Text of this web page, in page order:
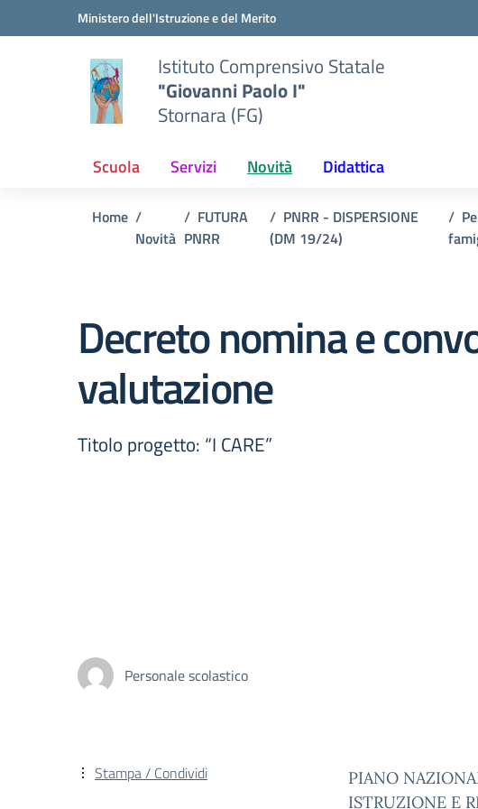
Vai ai contenuti
Vai al menu di navigazioneMinistero dell'Istruzione e del Merito
Istituto Comprensivo Statale
"Giovanni Paolo I"
Stornara (FG)
Scuola Servizi Novità Didattica
Home
Novità
FUTURA
PNRR
PNRR - DISPERSIONE
(DM 19/24)
Decreto nomina e
valutazione
Titolo progetto: “I CARE”
Personale scolastico
PIANO
ISTRUZIONE E
Stampa / Condividi